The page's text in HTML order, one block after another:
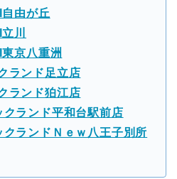
由が丘
川
京八重洲
ランド足立店
ランド狛江店
ランド平和台駅前店
ランドＮｅｗ八王子別所